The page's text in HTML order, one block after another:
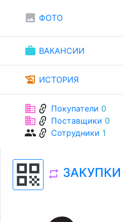
image ФОТО
work ВАКАНСИИ
history_edu ИСТОРИЯ
businesslink Покупатели 0
businesslink Поставщики 0
grouplink Сотрудники 1
qr_code repeat ЗАКУПКИ